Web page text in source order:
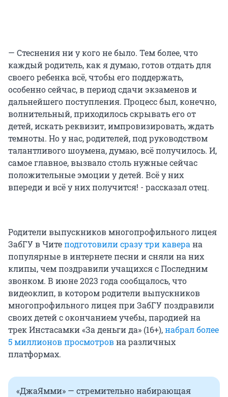
— Стеснения ни у кого не было. Тем более, что
каждый родитель, как я думаю, готов отдать для
своего ребенка всё, чтобы его поддержать,
особенно сейчас, в период сдачи экзаменов и
дальнейшего поступления. Процесс был, конечно,
волнительный, приходилось скрывать его от
детей, искать реквизит, импровизировать, ждать
темноты. Но у нас, родителей, под руководством
талантливого шоумена, думаю, всё получилось. И,
самое главное, вызвало столь нужные сейчас
положительные эмоции у детей. Всё у них
впереди и всё у них получится! - рассказал отец.
Родители выпускников многопрофильного лицея
ЗабГУ в Читеподготовили сразу три каверана
популярные в интернете песни и сняли на них
клипы, чем поздравили учащихся с Последним
звонком. В июне 2023 года сообщалось, что
видеоклип, в котором родители выпускников
многопрофильного лицея при ЗабГУ поздравили
своих детей с окончанием учебы, пародией на
трек Инстасамки «За деньги да» (16+),набрал более
5 миллионов просмотровна различных
платформах.
«ДжаЯмми» — стремительно набирающая